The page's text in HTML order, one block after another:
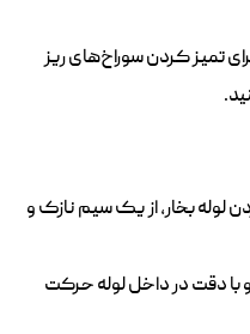
تمیز کردن سوراخ‌های ریز
لوله بخار، از یک سیم نازک و
و با دقت در داخل لوله حرکت